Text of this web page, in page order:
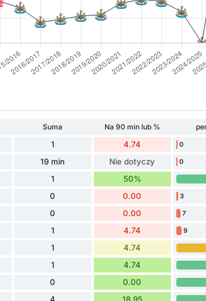
Suma Na 90 min lub %
1 4.74 0
19 min Nie dotyczy 0
1 50%
0 0.00 3
0 0.00 7
1 4.74 9
1 4.74
1 4.74
0 0.00
4 18.95